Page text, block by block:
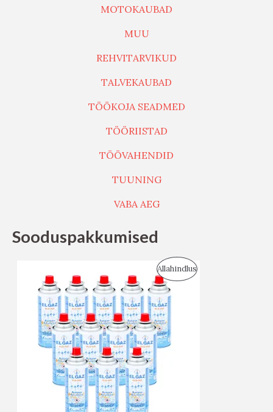
MOTOKAUBAD
MUU
REHVITARVIKUD
TALVEKAUBAD
TÖÖKOJA SEADMED
TÖÖRIISTAD
TÖÖVAHENDID
TUUNING
VABA AEG
Sooduspakkumised
AllahindlusS